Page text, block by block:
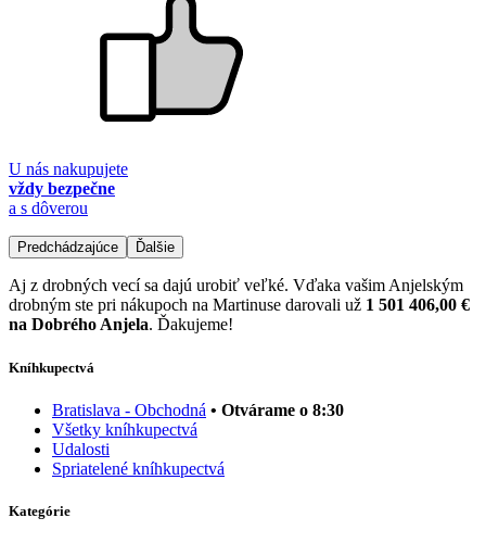
U nás nakupujete
vždy bezpečne
a s dôverou
Predchádzajúce Ďalšie
Aj z drobných vecí sa dajú urobiť veľké. Vďaka vašim Anjelským
drobným ste pri nákupoch na Martinuse darovali už 1 501 406,00 €
na Dobrého Anjela. Ďakujeme!
Kníhkupectvá
Bratislava - Obchodná • Otvárame o 8:30
Všetky kníhkupectvá
Udalosti
Spriatelené kníhkupectvá
Kategórie